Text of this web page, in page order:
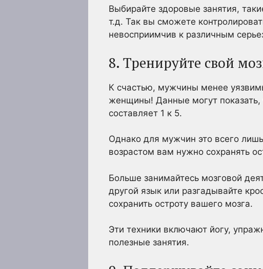
Выбирайте здоровые занятия,
т.д. Так вы сможете
невосприимчив к различным
8. Тренируйте свой
К счастью, мужчины менее
женщины! Данные могут показать,
составляет 1 к 5.
Однако для мужчин это всего
возрастом вам нужно сохранять
Больше занимайтесь мозговой
другой язык или разгадывайте
сохранить остроту вашего мозга.
Эти техники включают йогу,
полезные занятия.